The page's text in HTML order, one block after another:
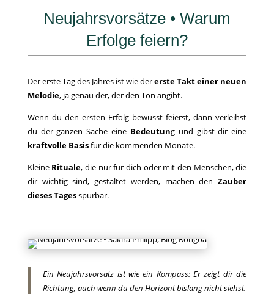
Neujahrsvorsätze • Warum
Erfolge feiern?
Der erste Tag des Jahres ist wie dererste Takt einer neuen
Melodie, ja genau der, der den Ton angibt.
Wenn du den ersten Erfolg bewusst feierst, dann verleihst
du der ganzen Sache eine Bedeutung und gibst dir eine
kraftvolle Basisfür die kommenden Monate.
Kleine Rituale, die nur für dich oder mit den Menschen, die
dir wichtig sind, gestaltet werden, machen denZauber
dieses Tagesspürbar.
Ein Neujahrsvorsatz ist wie ein Kompass: Er zeigt dir die
Richtung, auch wenn du den Horizont bislang nicht siehst.